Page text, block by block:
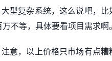
型复杂系统，这么说吧，
不等，具体要看项目需求啊
意，以上价格只市场有点